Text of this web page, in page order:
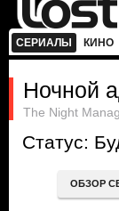
СЕРИАЛЫ КИНО
Ночной
The Night
Статус:
ОБЗОР